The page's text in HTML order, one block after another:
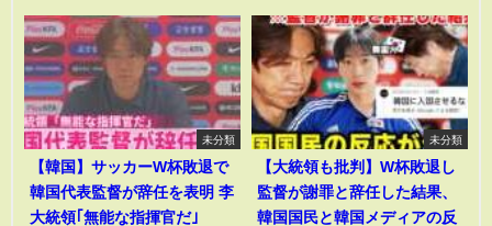
未分類
【韓国】サッカーW杯敗退で
韓国代表監督が辞任を表明 李
大統領｢無能な指揮官だ｣
未分類
【大統領も批判】W杯敗退し
監督が謝罪と辞任した結果、
韓国国民と韓国メディアの反